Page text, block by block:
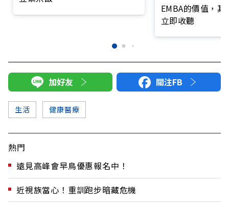
EMBA的價值，
立即收聽
加好友 關注FB
生活 健康醫療
熱門
遠見高峰會早鳥優惠報名中！
近視族當心！重訓跑步暗藏危機